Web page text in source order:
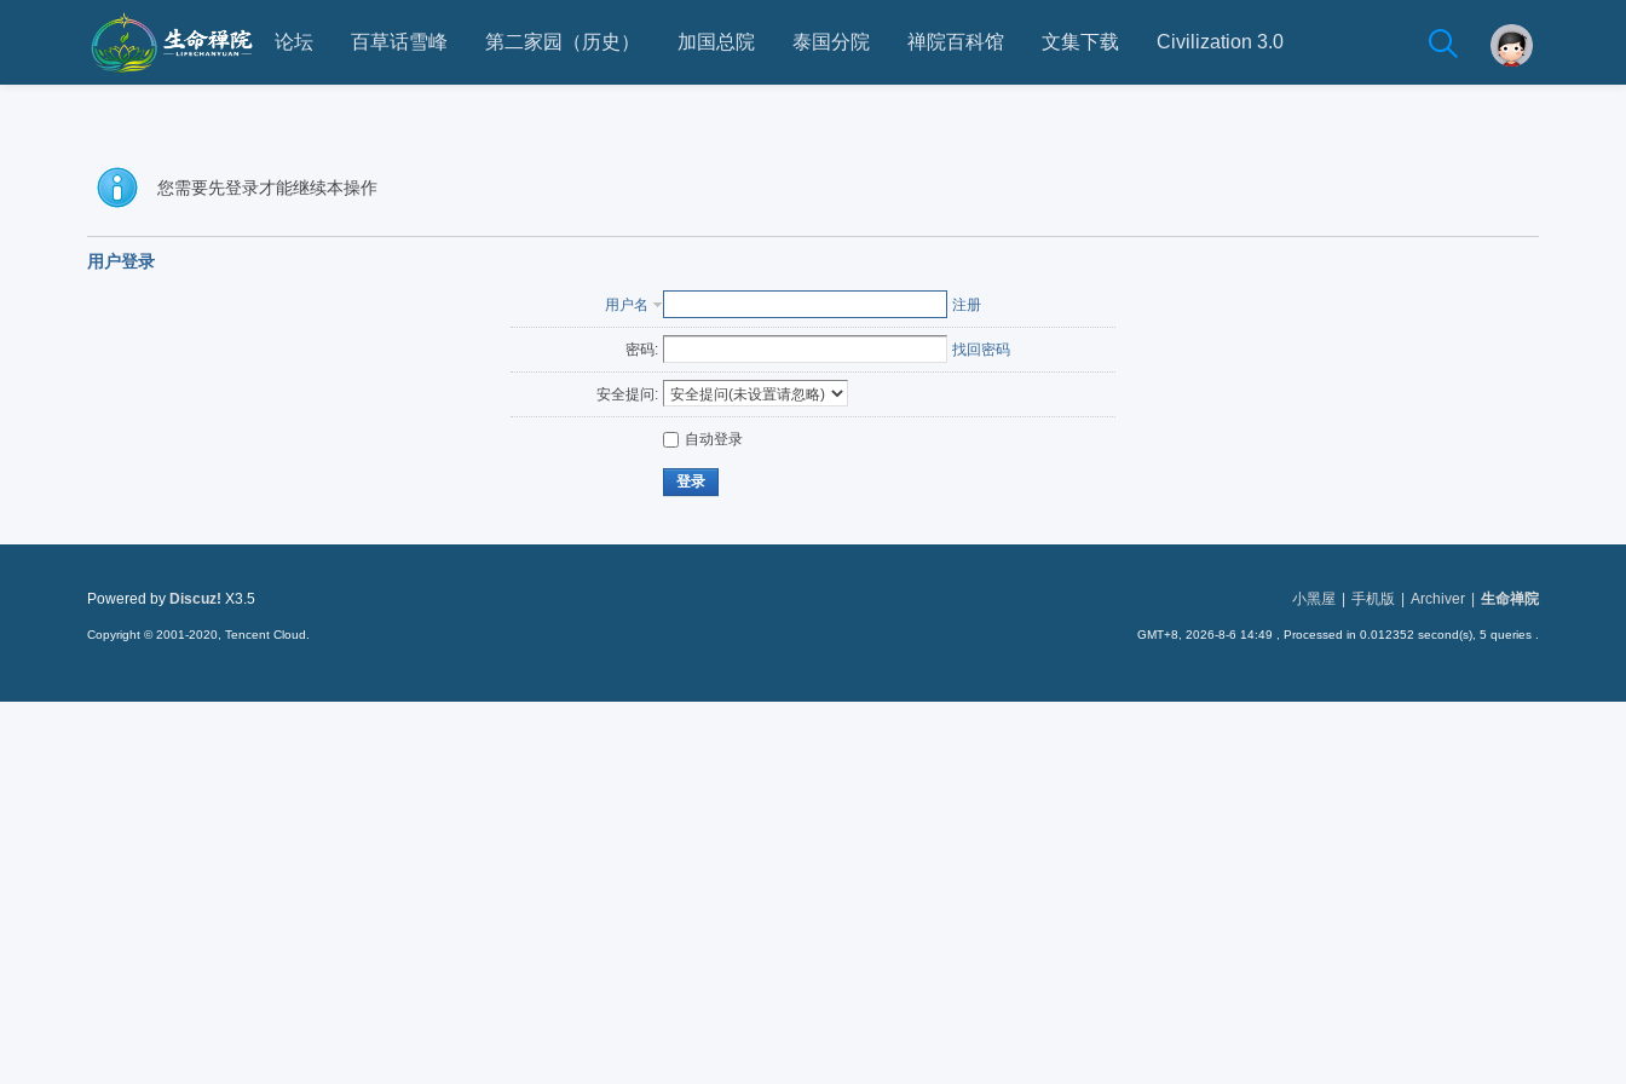
论坛 百草话雪峰 第二家园（历史） 加国总院 泰国分院 禅院百科馆 文集下载 Civilization 3.0
您需要先登录才能继续本操作
用户登录
用户名 注册
密码: 找回密码
安全提问:
自动登录
登录
小黑屋 手机版 Archiver 生命禅院
GMT+8, 2026-8-6 14:49 , Processed in 0.012352 second(s), 5 queries .
Powered by Discuz! X3.5
Copyright © 2001-2020, Tencent Cloud.